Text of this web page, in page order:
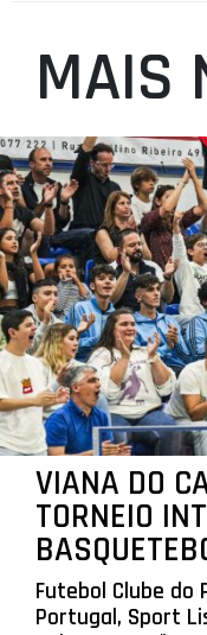
MAIS
VIANA DO
TORNEIO
Futebol Clube do
Portugal, Sport